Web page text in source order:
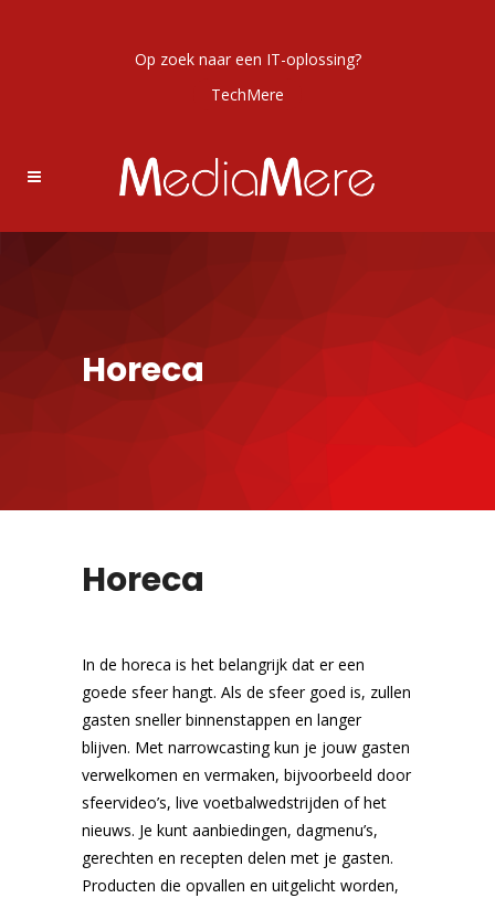
Op zoek naar een IT-oplossing?
TechMere
Horeca
Horeca
In de horeca is het belangrijk dat er een
goede sfeer hangt. Als de sfeer goed is, zullen
gasten sneller binnenstappen en langer
blijven. Met narrowcasting kun je jouw gasten
verwelkomen en vermaken, bijvoorbeeld door
sfeervideo’s, live voetbalwedstrijden of het
nieuws. Je kunt aanbiedingen, dagmenu’s,
gerechten en recepten delen met je gasten.
Producten die opvallen en uitgelicht worden,